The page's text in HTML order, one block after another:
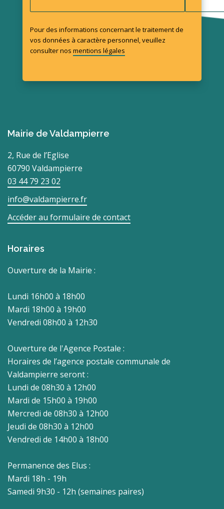
Pour des informations concernant le traitement de
vos données à caractère personnel, veuillez
consulter nos mentions légales
Mairie de Valdampierre
2, Rue de l’Eglise
60790 Valdampierre
03 44 79 23 02
info@valdampierre.fr
Accéder au formulaire de contact
Horaires
Ouverture de la Mairie :
Lundi 16h00 à 18h00
Mardi 18h00 à 19h00
Vendredi 08h00 à 12h30
Ouverture de l'Agence Postale :
Horaires de l’agence postale communale de
Valdampierre seront :
Lundi de 08h30 à 12h00
Mardi de 15h00 à 19h00
Mercredi de 08h30 à 12h00
Jeudi de 08h30 à 12h00
Vendredi de 14h00 à 18h00
Permanence des Elus :
Mardi 18h - 19h
Samedi 9h30 - 12h (semaines paires)